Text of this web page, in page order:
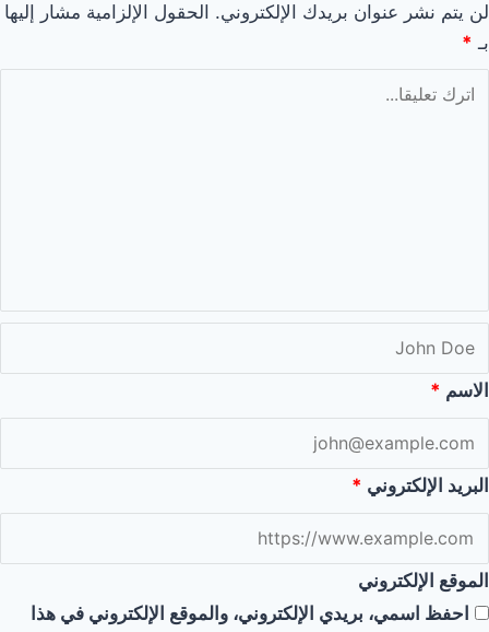
شرح
للمبتدئين
لن يتم نشر عنوان بريدك الإلكتروني. الحقول الإلزامية مشار إليها
بـ *
الاسم *
البريد الإلكتروني *
الموقع الإلكتروني
احفظ اسمي، بريدي الإلكتروني، والموقع الإلكتروني في هذا